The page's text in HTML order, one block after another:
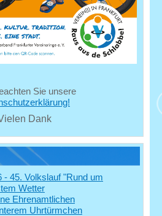
Sie unsere
Dank
- 45. Volkslauf "Rund um
Wetter
Ehrenamtlichen
Uhrtürmchen